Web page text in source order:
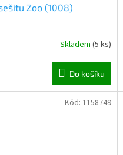
Zoo (1008)
Skladem (5 ks)
Do košíku
Kód: 1158749